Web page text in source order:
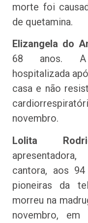
morte foi
de quetamina.
Elizangela do
68 anos.
hospitalizada
casa e não
novembro.
Lolita
cantora, aos
pioneiras da
morreu na
novembro, em